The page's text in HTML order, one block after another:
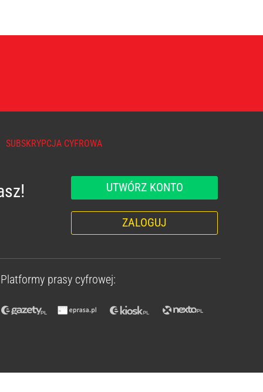
SUBSKRYPCJA CYFROWA
UTWÓRZ KONTO
ZALOGUJ
Platformy prasy cyfrowej: